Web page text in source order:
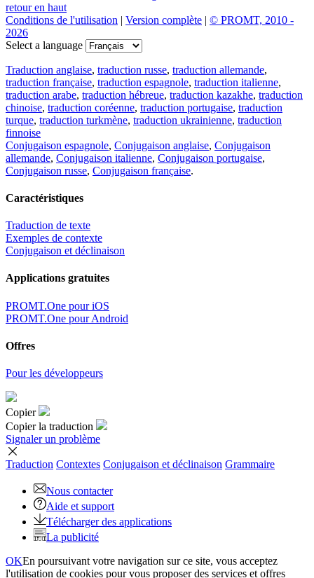
retour en haut
Conditions de l'utilisation | Version complète | © PROMT, 2010 -
2026
Select a language
Traduction anglaise, traduction russe, traduction allemande,
traduction française, traduction espagnole, traduction italienne,
traduction arabe, traduction hébreue, traduction kazakhe, traduction
chinoise, traduction coréenne, traduction portugaise, traduction
turque, traduction turkmène, traduction ukrainienne, traduction
finnoise
Conjugaison espagnole, Conjugaison anglaise, Conjugaison
allemande, Conjugaison italienne, Conjugaison portugaise,
Conjugaison russe, Conjugaison française.
Caractéristiques
Traduction de texte
Exemples de contexte
Conjugaison et déclinaison
Applications gratuites
PROMT.One pour iOS
PROMT.One pour Android
Offres
Pour les développeurs
Copier
Copier la traduction
Signaler un problème
Traduction Contextes Conjugaison et déclinaison Grammaire
Nous contacter
Aide et support
Télécharger des applications
La publicité
OKEn poursuivant votre navigation sur ce site, vous acceptez
l'utilisation de cookies pour vous proposer des services et offres